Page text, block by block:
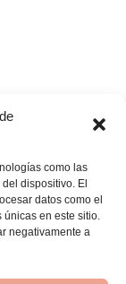
como las
dispositivo. El
datos como el
en este sitio.
negativamente a